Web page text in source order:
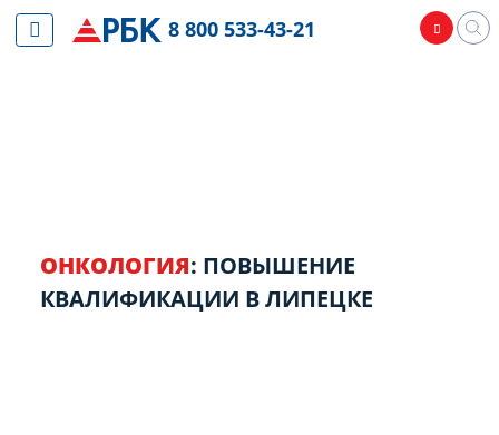
ОНКОЛОГИЯ: ПОВЫШЕНИЕ
КВАЛИФИКАЦИИ В ЛИПЕЦКЕ
8 800 533-43-21